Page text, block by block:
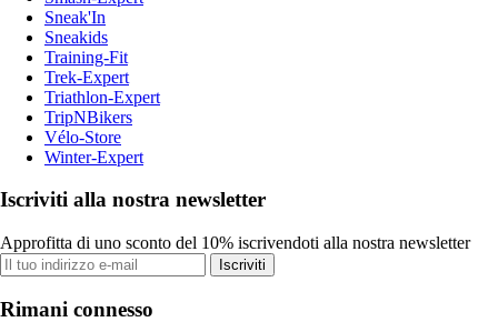
Sneak'In
Sneakids
Training-Fit
Trek-Expert
Triathlon-Expert
TripNBikers
Vélo-Store
Winter-Expert
Iscriviti alla nostra newsletter
Approfitta di uno sconto del 10% iscrivendoti alla nostra newsletter
Iscriviti
Rimani connesso